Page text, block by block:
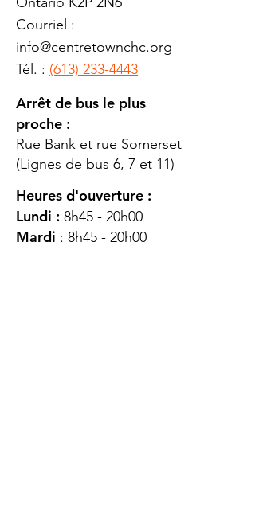
Courriel :
info@centretownchc.org
Tél. : (613) 233-4443
Arrêt de bus le plus
proche :
Rue Bank et rue Somerset
(Lignes de bus 6, 7 et 11)
Heures d'ouverture :
Lundi : 8h45 - 20h00
Mardi : 8h45 - 20h00